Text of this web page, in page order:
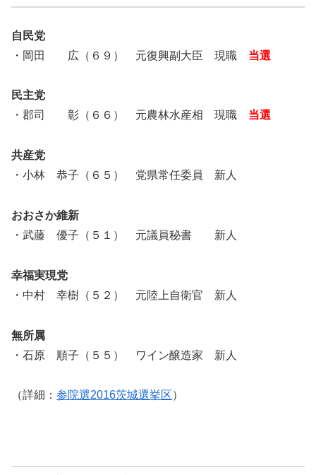
自民党
・岡田 広（６９） 元復興副大臣 現職 当選
民主党
・郡司 彰（６６） 元農林水産相 現職 当選
共産党
・小林 恭子（６５） 党県常任委員 新人
おおさか維新
・武藤 優子（５１） 元議員秘書 新人
幸福実現党
・中村 幸樹（５２） 元陸上自衛官 新人
無所属
・石原 順子（５５） ワイン醸造家 新人
（詳細： 参院選2016茨城選挙区）